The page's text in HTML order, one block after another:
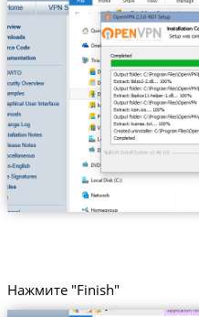
Нажмите "Finish"